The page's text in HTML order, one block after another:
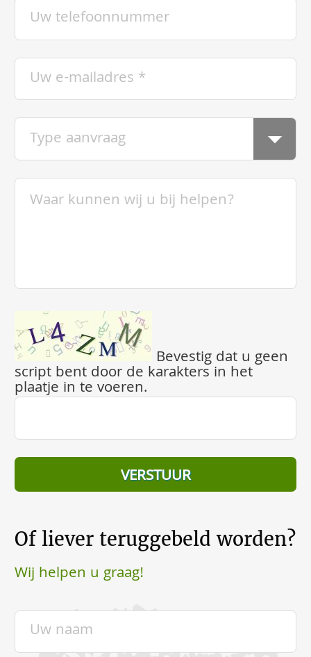
Bevestig dat u geen
script bent door de karakters in het
plaatje in te voeren.
Of liever teruggebeld worden?
Wij helpen u graag!